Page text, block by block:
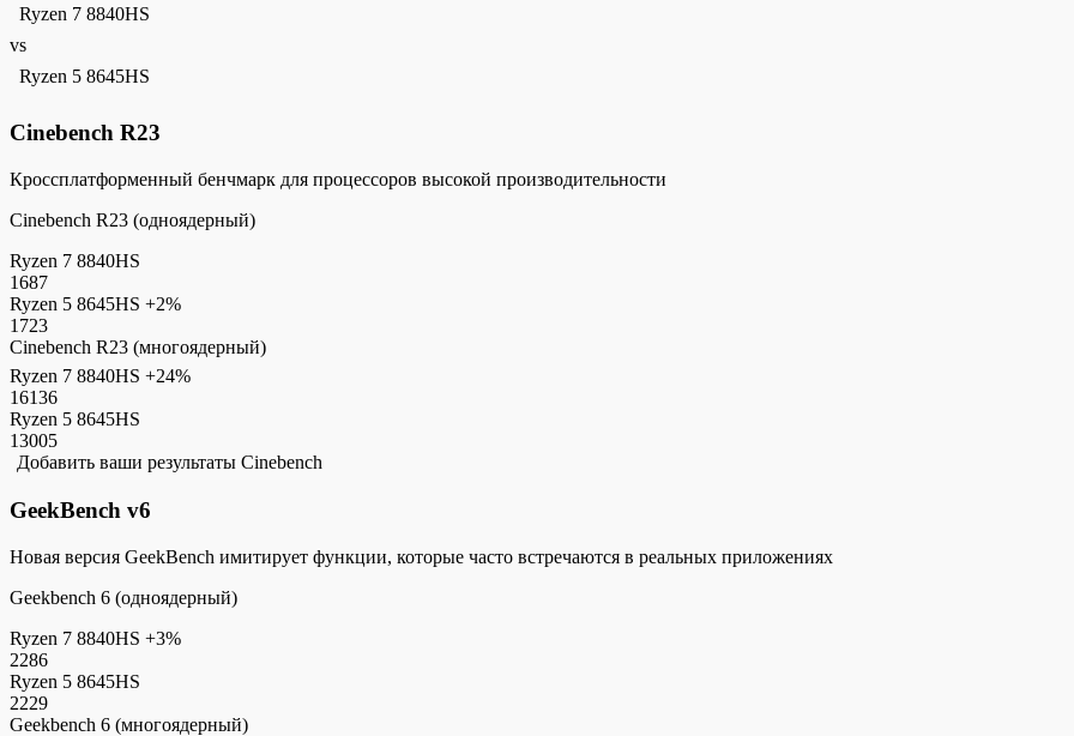
Ryzen 7 8840HS
vs
Ryzen 5 8645HS
Cinebench R23
Кроссплатформенный бенчмарк для процессоров высокой производительности
Cinebench R23 (одноядерный)
Ryzen 7 8840HS
1687
Ryzen 5 8645HS +2%
1723
Cinebench R23 (многоядерный)
Ryzen 7 8840HS +24%
16136
Ryzen 5 8645HS
13005
Добавить ваши результаты Cinebench
GeekBench v6
Новая версия GeekBench имитирует функции, которые часто встречаются в реальных приложениях
Geekbench 6 (одноядерный)
Ryzen 7 8840HS +3%
2286
Ryzen 5 8645HS
2229
Geekbench 6 (многоядерный)